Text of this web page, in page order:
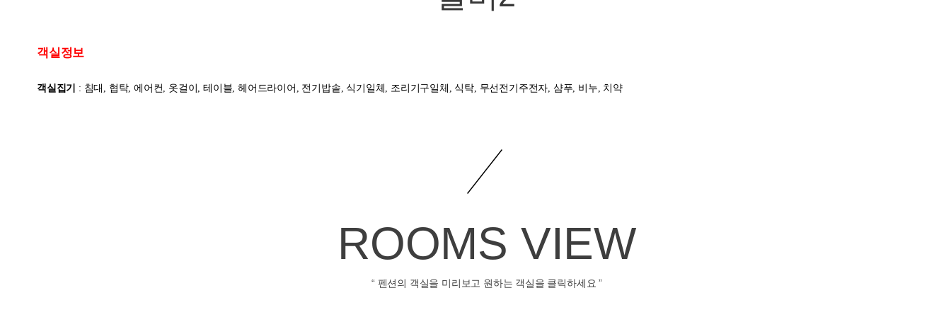
객실정보
객실집기 : 침대, 협탁, 에어컨, 옷걸이, 테이블, 헤어드라이어, 전기밥솥, 식기일체, 조리기구일체, 식탁, 무선전기주전자, 샴푸, 비누, 치약
ROOMS VIEW
“ 펜션의 객실을 미리보고 원하는 객실을 클릭하세요 ”